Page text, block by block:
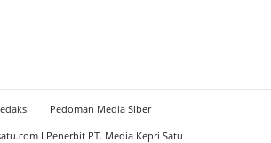
Pedoman Media Siber
I Penerbit PT. Media Kepri Satu